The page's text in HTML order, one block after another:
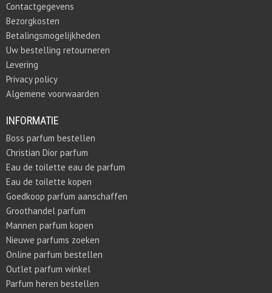
Contactgegevens
Bezorgkosten
Betalingsmogelijkheden
Uw bestelling retourneren
Levering
Privacy policy
Algemene voorwaarden
INFORMATIE
Boss parfum bestellen
Christian Dior parfum
Eau de toilette eau de parfum
Eau de toilette kopen
Goedkoop parfum aanschaffen
Groothandel parfum
Mannen parfum kopen
Nieuwe parfums zoeken
Online parfum bestellen
Outlet parfum winkel
Parfum heren bestellen